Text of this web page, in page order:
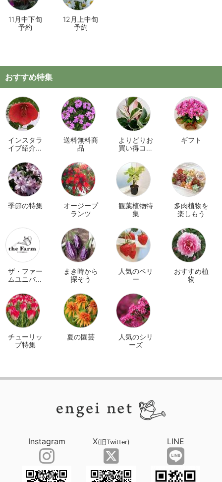
11月中下旬
予約
12月上中旬
予約
おすすめ特集
インスタラ
イブ紹介商
送料無料商
品
よりどりお
買い得コー
ギフト
季節の特集
オージープ
ランツ
観葉植物特
集
多肉植物を
楽しもう
ザ・ファー
ムユニバー
イン
まき時から
探そう
人気のベリ
ー
おすすめ植
物
チューリッ
プ特集
夏の園芸
人気のシリ
ーズ
Instagram X(旧Twitter) LINE